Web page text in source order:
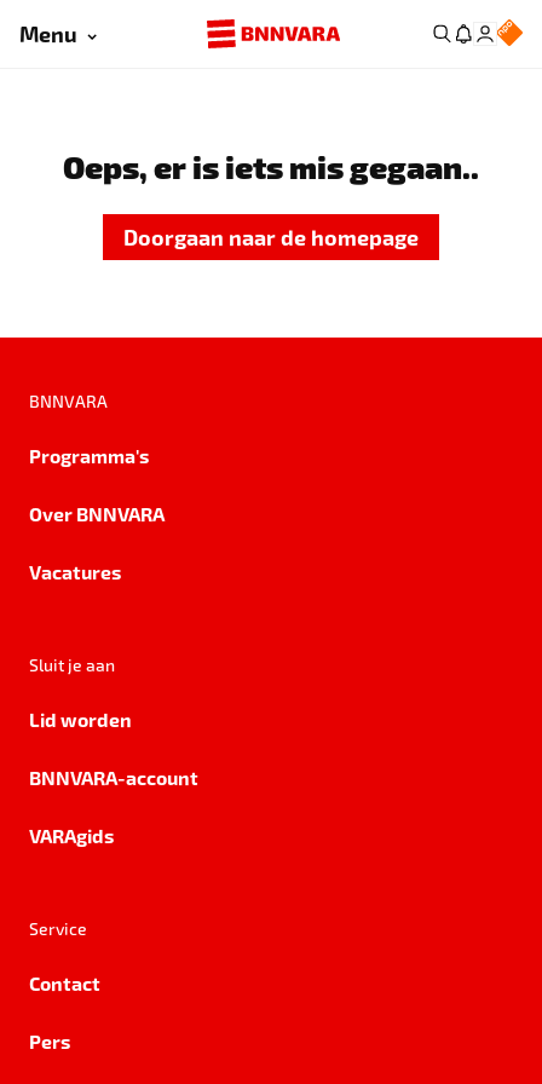
Menu
Oeps, er is iets mis gegaan..
Doorgaan naar de homepage
BNNVARA
Programma's
Over BNNVARA
Vacatures
Sluit je aan
Lid worden
BNNVARA-account
VARAgids
Service
Contact
Pers